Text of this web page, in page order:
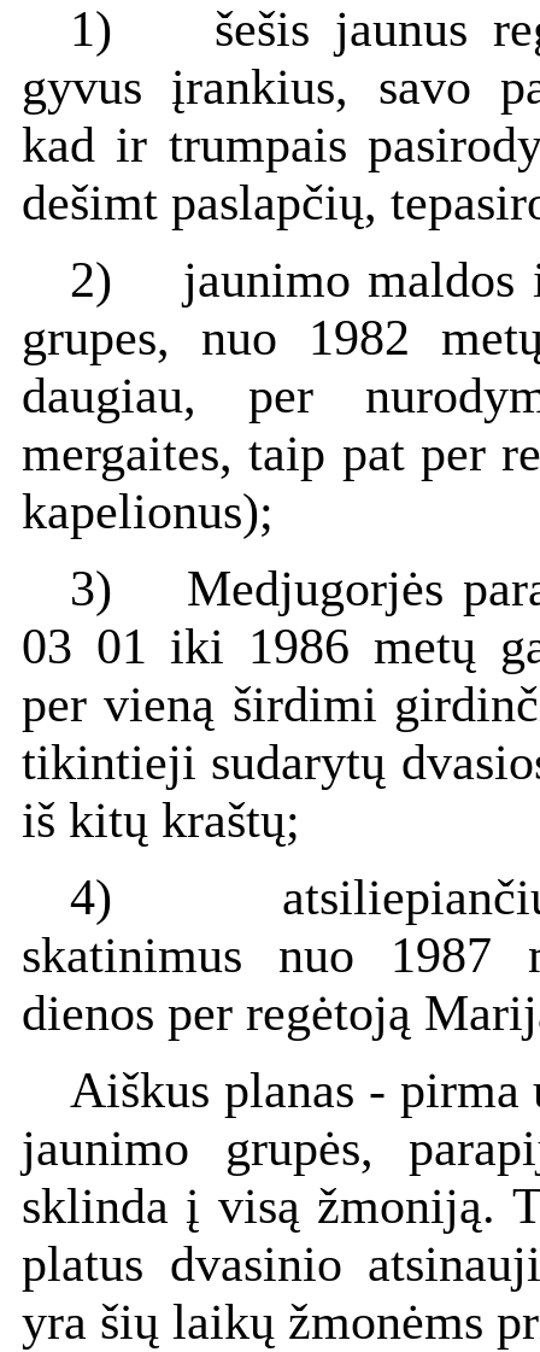
1) šešis jaunus
gyvus įrankius, savo
kad ir trumpais
dešimt paslapčių,
2) jaunimo maldos
grupes, nuo 1982
daugiau, per
mergaites, taip pat per
kapelionus);
3) Medjugorjės
03 01 iki 1986 metų
per vieną širdimi
tikintieji sudarytų
iš kitų kraštų;
4)
skatinimus nuo 1987
dienos per regėtoją
Aiškus planas -
jaunimo grupės,
sklinda į visą žmoniją.
platus dvasinio
yra šių laikų žmonėms